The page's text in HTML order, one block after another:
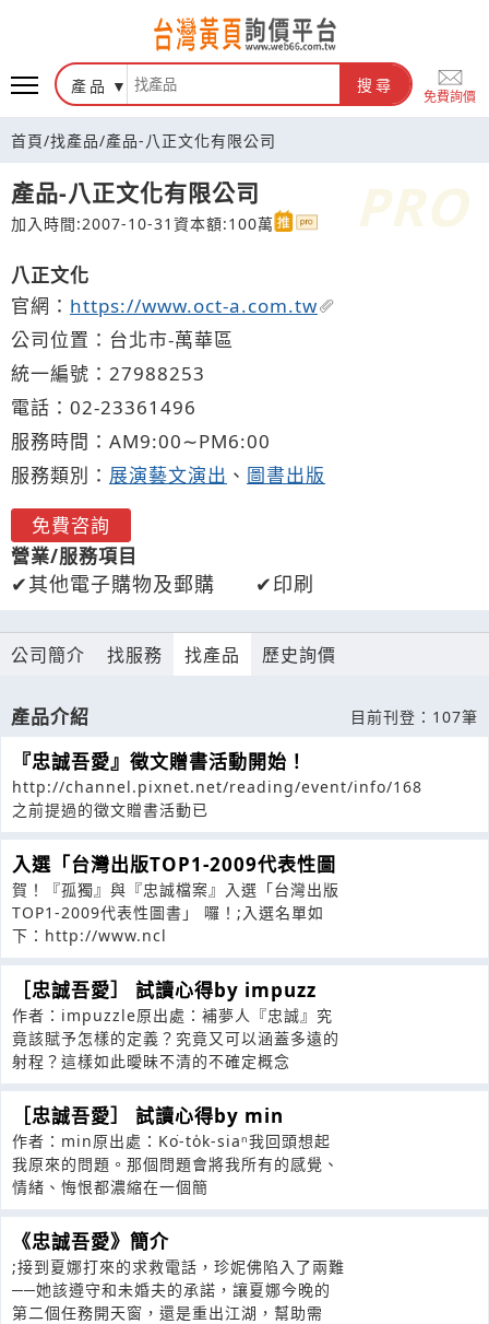
台灣黃頁詢價平台
產品 搜尋
免費詢價
首頁/找產品/產品-八正文化有限公司
產品-八正文化有限公司
加入時間:2007-10-31 資本額:100萬
八正文化
官網： https://www.oct-a.com.tw
公司位置：台北市-萬華區
統一編號：27988253
電話： 02-23361496
服務時間：AM9:00∼PM6:00
服務類別： 展演藝文演出 、 圖書出版
免費咨詢
營業/服務項目
其他電子購物及郵購 印刷
公司簡介 找服務 找產品 歷史詢價
產品介紹 目前刊登：107筆
『忠誠吾愛』徵文贈書活動開始！
http://channel.pixnet.net/reading/event/info/168
之前提過的徵文贈書活動已
入選「台灣出版TOP1-2009代表性圖
賀！『孤獨』與『忠誠檔案』入選「台灣出版
TOP1-2009代表性圖書」 囉！;入選名單如
下：http://www.ncl
［忠誠吾愛］ 試讀心得by impuzz
作者：impuzzle原出處：補夢人『忠誠』究
竟該賦予怎樣的定義？究竟又可以涵蓋多遠的
射程？這樣如此曖昧不清的不確定概念
［忠誠吾愛］ 試讀心得by min
作者：min原出處：Ko͘-to̍k-siaⁿ我回頭想起
我原來的問題。那個問題會將我所有的感覺、
情緒、悔恨都濃縮在一個簡
《忠誠吾愛》簡介
;接到夏娜打來的求救電話，珍妮佛陷入了兩難
──她該遵守和未婚夫的承諾，讓夏娜今晚的
第二個任務開天窗，還是重出江湖，幫助需